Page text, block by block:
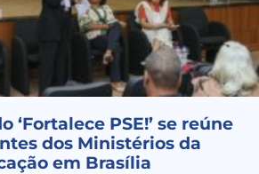
‘Fortalece PSE!’ se reúne
dos Ministérios da
em Brasília